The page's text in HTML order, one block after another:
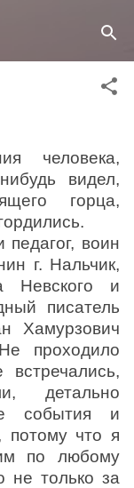
человека,
видел,
горца,
воин
г. Нальчик,
Невского и
писатель
Хамурзович
проходило
детально
события и
что я
по любому
не только за